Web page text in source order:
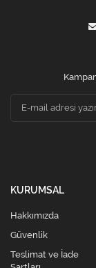
KURUMSAL
Hakkımızda
Güvenlik
Teslimat ve İade